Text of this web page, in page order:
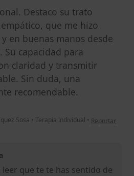
Destaco su trato
que me hizo
en buenas manos desde
capacidad para
claridad y transmitir
Sin duda, una
recomendable.
Sosa • Terapia individual • en opinión del
Reportar
leer que te te has sentido de